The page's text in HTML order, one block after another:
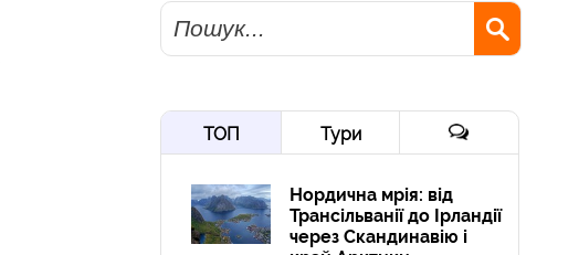
Пошук
ТОП Тури
Нордична мрія: від
Трансільванії до Ірландії
через Скандинавію і